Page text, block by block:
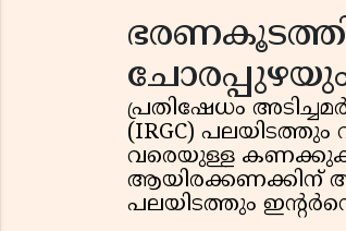
പ്രതിഷേധം
(IRGC)
വരെയുള്ള കണക്കുകൾ
ആയിരക്കണക്കിന്
പലയിടത്തും